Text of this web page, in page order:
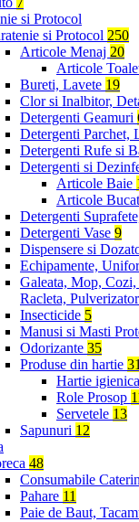
si Protocol 250
Articole Menaj 20
Articole
Bureti, Lavete 19
Clor si Inalbitor,
Detergenti Geamuri
Detergenti Parchet,
Detergenti Rufe si
Detergenti si
Articole Baie
Articole
Detergenti
Detergenti Vase 9
Dispensere si
Echipamente,
Galeata, Mop, Cozi,
Racleta, Pulverizator
Insecticide 5
Manusi si Masti
Odorizante 35
Produse din hartie 31
Hartie igienica
Role Prosop
Servetele 13
Sapunuri 12
48
Consumabile
Pahare 11
Paie de Baut,